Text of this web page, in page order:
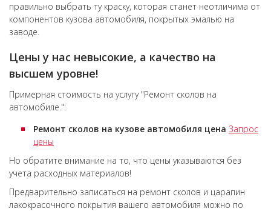
правильно выбрать ту краску, которая станет неотличима от
компонентов кузова автомобиля, покрытых эмалью на
заводе.
Цены у нас невысокие, а качество на
высшем уровне!
Примерная стоимость на услугу "Ремонт сколов на
автомобиле.":
Ремонт сколов на кузове автомобиля цена Запрос
цены
Но обратите внимание на то, что цены указываются без
учета расходных материалов!
Предварительно записаться на ремонт сколов и царапин
лакокрасочного покрытия вашего автомобиля можно по